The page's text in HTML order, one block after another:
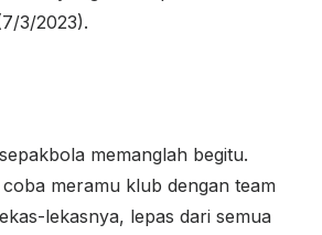
3/2023).
memanglah begitu.
meramu klub dengan team
lekasnya, lepas dari semua